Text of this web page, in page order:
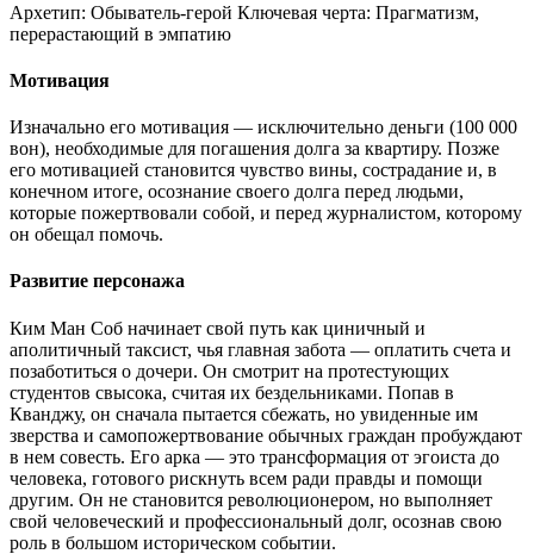
Архетип: Обыватель-герой Ключевая черта: Прагматизм,
перерастающий в эмпатию
Мотивация
Изначально его мотивация — исключительно деньги (100 000
вон), необходимые для погашения долга за квартиру. Позже
его мотивацией становится чувство вины, сострадание и, в
конечном итоге, осознание своего долга перед людьми,
которые пожертвовали собой, и перед журналистом, которому
он обещал помочь.
Развитие персонажа
Ким Ман Соб начинает свой путь как циничный и
аполитичный таксист, чья главная забота — оплатить счета и
позаботиться о дочери. Он смотрит на протестующих
студентов свысока, считая их бездельниками. Попав в
Кванджу, он сначала пытается сбежать, но увиденные им
зверства и самопожертвование обычных граждан пробуждают
в нем совесть. Его арка — это трансформация от эгоиста до
человека, готового рискнуть всем ради правды и помощи
другим. Он не становится революционером, но выполняет
свой человеческий и профессиональный долг, осознав свою
роль в большом историческом событии.